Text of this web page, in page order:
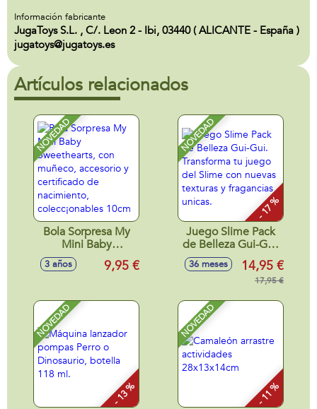
Información fabricante
JugaToys S.L. , C/. Leon 2 - Ibi, 03440 ( ALICANTE - España )
jugatoys@jugatoys.es
Artículos relacionados
NOVEDAD
Bola Sorpresa My
Mini Baby
Sweethearts, con
muñeco, accesorio
colecc¡onables
3 años 9,95 €
NOVEDAD
- 17 %
Juego Slime Pack
de Belleza Gui-Gui.
Transforma tu
juego del Slime
con nuevas texturas
36 meses 14,95 €
17,95 €
NOVEDAD
- 13 %
NOVEDAD
- 11 %